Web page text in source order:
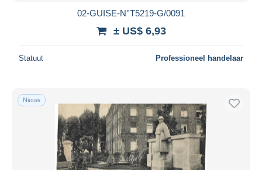
02-GUISE-N°T5219-G/0091
± US$ 6,93
Statuut Professioneel handelaar
Nieuw